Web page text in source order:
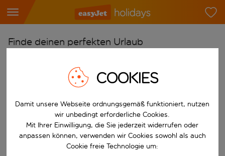
Finde deinen perfekten Urlaub
Flughafen wählen
Beginne mit der Eingabe für die automatische
Reiseziel wählen
Nach
Reisezeitraum wählen
Wann
COOKIES
Damit unsere Webseite ordnungsgemäß funktioniert, nutzen
wir unbedingt erforderliche Cookies.
Mit Ihrer Einwilligung, die Sie jederzeit widerrufen oder
anpassen können, verwenden wir Cookies sowohl als auch
Cookie freie Technologie um: